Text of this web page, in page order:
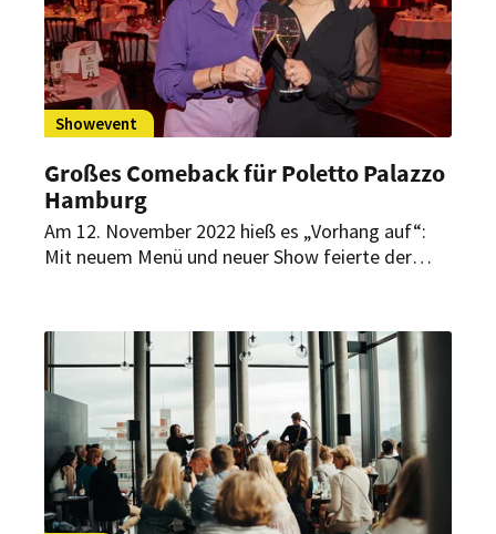
Showevent
Großes Comeback für Poletto Palazzo
Hamburg
Am 12. November 2022 hieß es „Vorhang auf“:
Mit neuem Menü und neuer Show feierte der